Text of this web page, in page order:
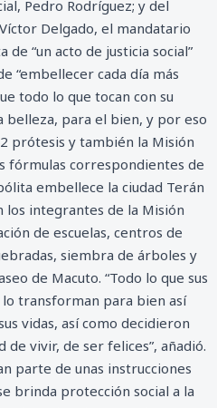
Pedro Rodríguez; y del
Delgado, el mandatario
“un acto de justicia social”
“embellecer cada día más
todo lo que tocan con su
para el bien, y por eso
prótesis y también la Misión
fórmulas correspondientes de
embellece la ciudad Terán
los integrantes de la Misión
de escuelas, centros de
siembra de árboles y
de Macuto. “Todo lo que sus
transforman para bien así
vidas, así como decidieron
vivir, de ser felices”, añadió.
parte de unas instrucciones
brinda protección social a la